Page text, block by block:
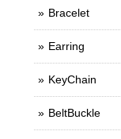
Bracelet
Earring
KeyChain
BeltBuckle